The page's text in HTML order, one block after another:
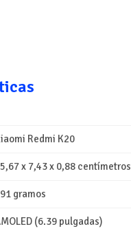
Redmi K20
x 7,43 x 0,88 centímetros
gramos
(6.39 pulgadas)